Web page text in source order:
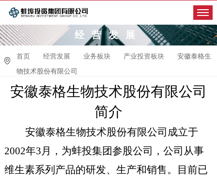
经营发展
首页 经营发展 业务板块 产业投资板块 安徽泰格生
物技术股份有限公司
安徽泰格生物技术股份有限公司
简介
安徽泰格生物技术股份有限公司成立于
2002年3月，为蚌投集团参股公司，公司从事
维生素系列产品的研发、生产和销售。目前已